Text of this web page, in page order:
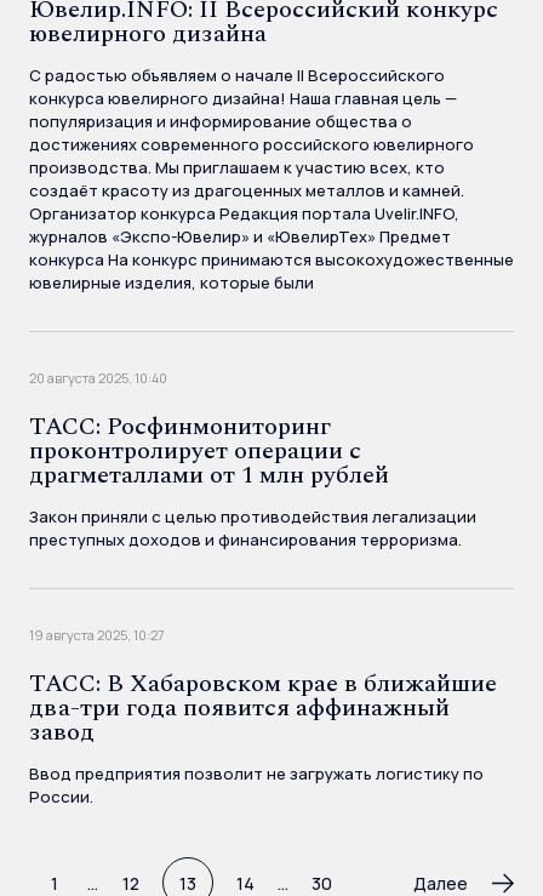
Ювелир.INFO: II Всероссийский конкурс
ювелирного дизайна
С радостью объявляем о начале II Всероссийского
конкурса ювелирного дизайна! Наша главная цель —
популяризация и информирование общества о
достижениях современного российского ювелирного
производства. Мы приглашаем к участию всех, кто
создаёт красоту из драгоценных металлов и камней.
Организатор конкурса Редакция портала Uvelir.INFO,
журналов «Экспо-Ювелир» и «ЮвелирТех» Предмет
конкурса На конкурс принимаются высокохудожественные
ювелирные изделия, которые были
20 августа 2025, 10:40
ТАСС: Росфинмониторинг
проконтролирует операции с
драгметаллами от 1 млн рублей
Закон приняли с целью противодействия легализации
преступных доходов и финансирования терроризма.
19 августа 2025, 10:27
ТАСС: В Хабаровском крае в ближайшие
два-три года появится аффинажный
завод
Ввод предприятия позволит не загружать логистику по
России.
1 ... 12 13 14 ... 30 Далее